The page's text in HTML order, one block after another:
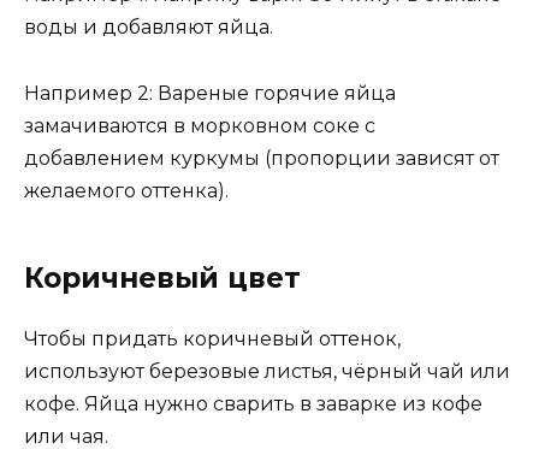
воды и добавляют яйца.
Например 2: Вареные горячие яйца
замачиваются в морковном соке с
добавлением куркумы (пропорции зависят от
желаемого оттенка).
Коричневый цвет
Чтобы придать коричневый оттенок,
используют березовые листья, чёрный чай или
кофе. Яйца нужно сварить в заварке из кофе
или чая.